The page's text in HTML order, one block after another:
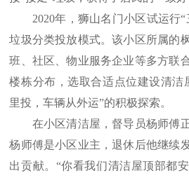
2020年，狮山名门小区试运行“
垃圾分类投放模式。该小区所属的
班、社区、物业服务企业等多方联
楼栋分布，选取合适点位建设清洁
里投，车辆从外运”的积极探索。
在小区清洁屋，督导员杨师傅正
杨师傅是小区业主，退休后他继续
出贡献。“你看我们清洁屋顶部都